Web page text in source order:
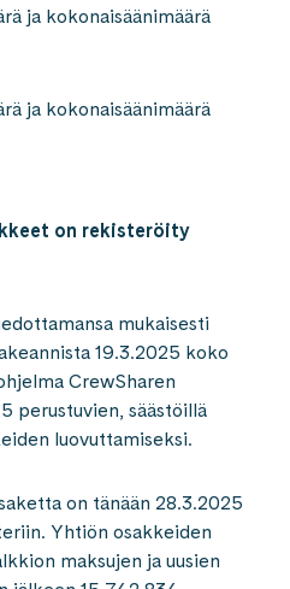
ja kokonaisäänimäärä
ja kokonaisäänimäärä
on rekisteröity
mukaisesti
19.3.2025 koko
CrewSharen
perustuvien, säästöillä
luovuttamiseksi.
on tänään 28.3.2025
Yhtiön osakkeiden
maksujen ja uusien